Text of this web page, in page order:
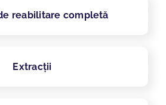
reabilitare completă
Extracții